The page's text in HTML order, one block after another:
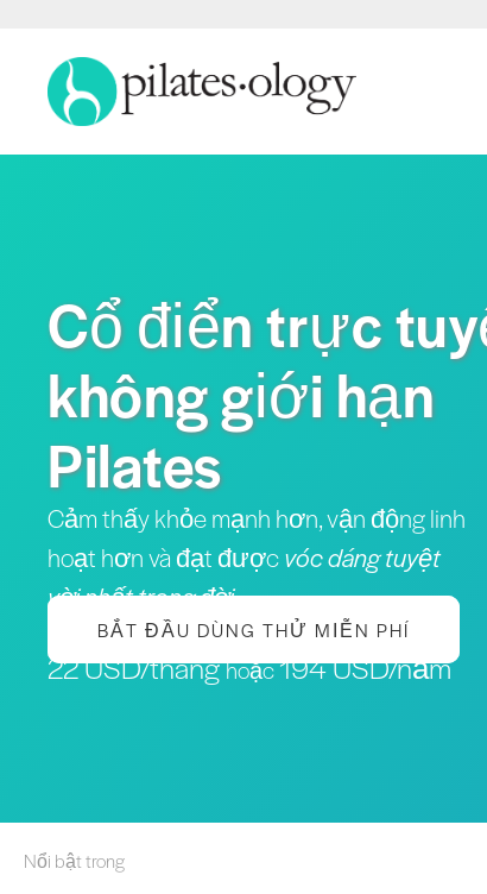
Cổ điển trực
không giới hạn
Pilates
Cảm thấy khỏe mạnh hơn, vận động linh
hoạt hơn và đạt đượcvóc dáng tuyệt
vời nhất trong đời
BẮT ĐẦU DÙNG THỬ MIỄN PHÍ
22 USD/thánghoặc194 USD/năm
Nổi bật trong